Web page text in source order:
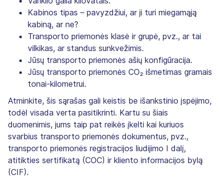
Kabinos tipas – pavyzdžiui, ar ji turi miegamąją
kabiną, ar ne?
Transporto priemonės klasė ir grupė, pvz., ar tai
vilkikas, ar standus sunkvežimis.
Jūsų transporto priemonės ašių konfigūracija.
Jūsų transporto priemonės CO₂ išmetimas gramais
tonai-kilometrui.
Atminkite, šis sąrašas gali keistis be išankstinio įspėjimo,
todėl visada verta pasitikrinti. Kartu su šiais
duomenimis, jums taip pat reikės įkelti kai kuriuos
svarbius transporto priemonės dokumentus, pvz.,
transporto priemonės registracijos liudijimo I dalį,
atitikties sertifikatą (COC) ir kliento informacijos bylą
(CIF).